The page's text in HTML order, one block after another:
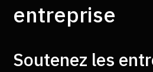
entreprise
Soutenez les